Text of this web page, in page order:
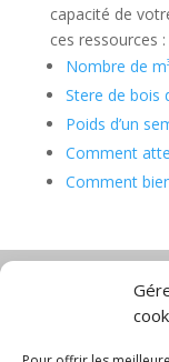
capacité de
ces ressources :
Nombre de
Stere de bois
Poids d’un
Comment
Comment
Diable